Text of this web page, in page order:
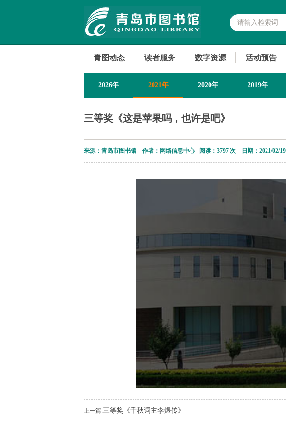
青图动态 读者服务 数字资源 活动预告
2026年 2021年 2020年 2019年
三等奖《这是苹果吗，也许是吧》
来源：青岛市图书馆 作者：网络信息中心 阅读： 3797 次 日期：2021/02/19
上一篇:三等奖《千秋词主李煜传》